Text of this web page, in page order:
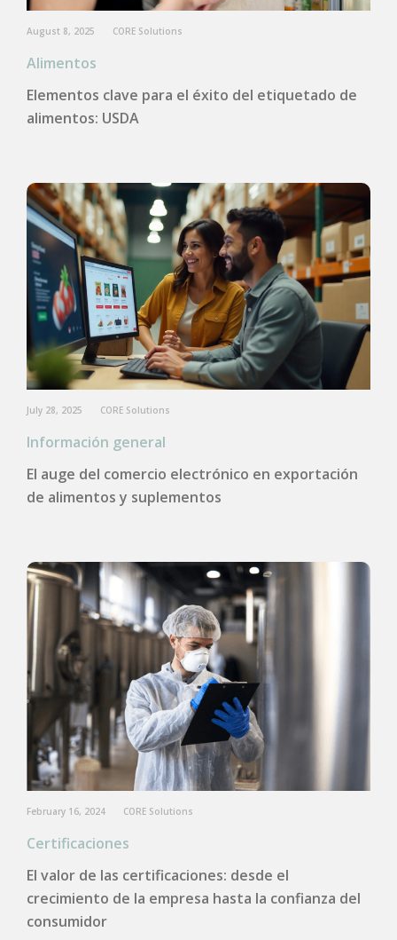
August 8, 2025 CORE Solutions
Alimentos
Elementos clave para el éxito del etiquetado de
alimentos: USDA
July 28, 2025 CORE Solutions
Información general
El auge del comercio electrónico en exportación
de alimentos y suplementos
February 16, 2024 CORE Solutions
Certificaciones
El valor de las certificaciones: desde el
crecimiento de la empresa hasta la confianza del
consumidor